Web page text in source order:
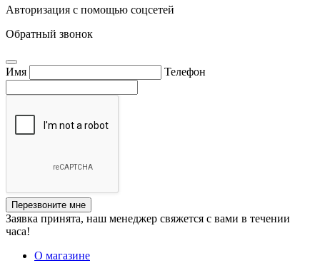
Авторизация с помощью соцсетей
Обратный звонок
Имя Телефон
Перезвоните мне
Заявка принята, наш менеджер свяжется с вами в течении
часа!
О магазине